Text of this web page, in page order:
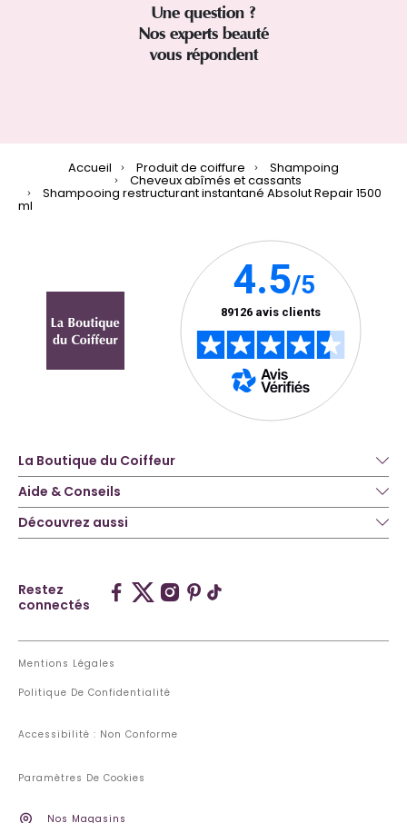
Une question ?
Nos experts beauté
vous répondent
Accueil Produit de coiffure Shampoing
Cheveux abîmés et cassants
Shampooing restructurant instantané Absolut Repair 1500
ml
La Boutique du Coiffeur
Aide & Conseils
Découvrez aussi
Restez
connectés
Mentions Légales
Politique De Confidentialité
Accessibilité : Non Conforme
Paramètres De Cookies
Nos Magasins